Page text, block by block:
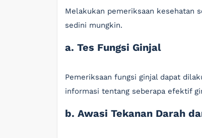
Melakukan pemeriksaan kesehatan
sedini mungkin.
a. Tes Fungsi Ginjal
Pemeriksaan fungsi ginjal dapat
informasi tentang seberapa efektif
b. Awasi Tekanan Darah